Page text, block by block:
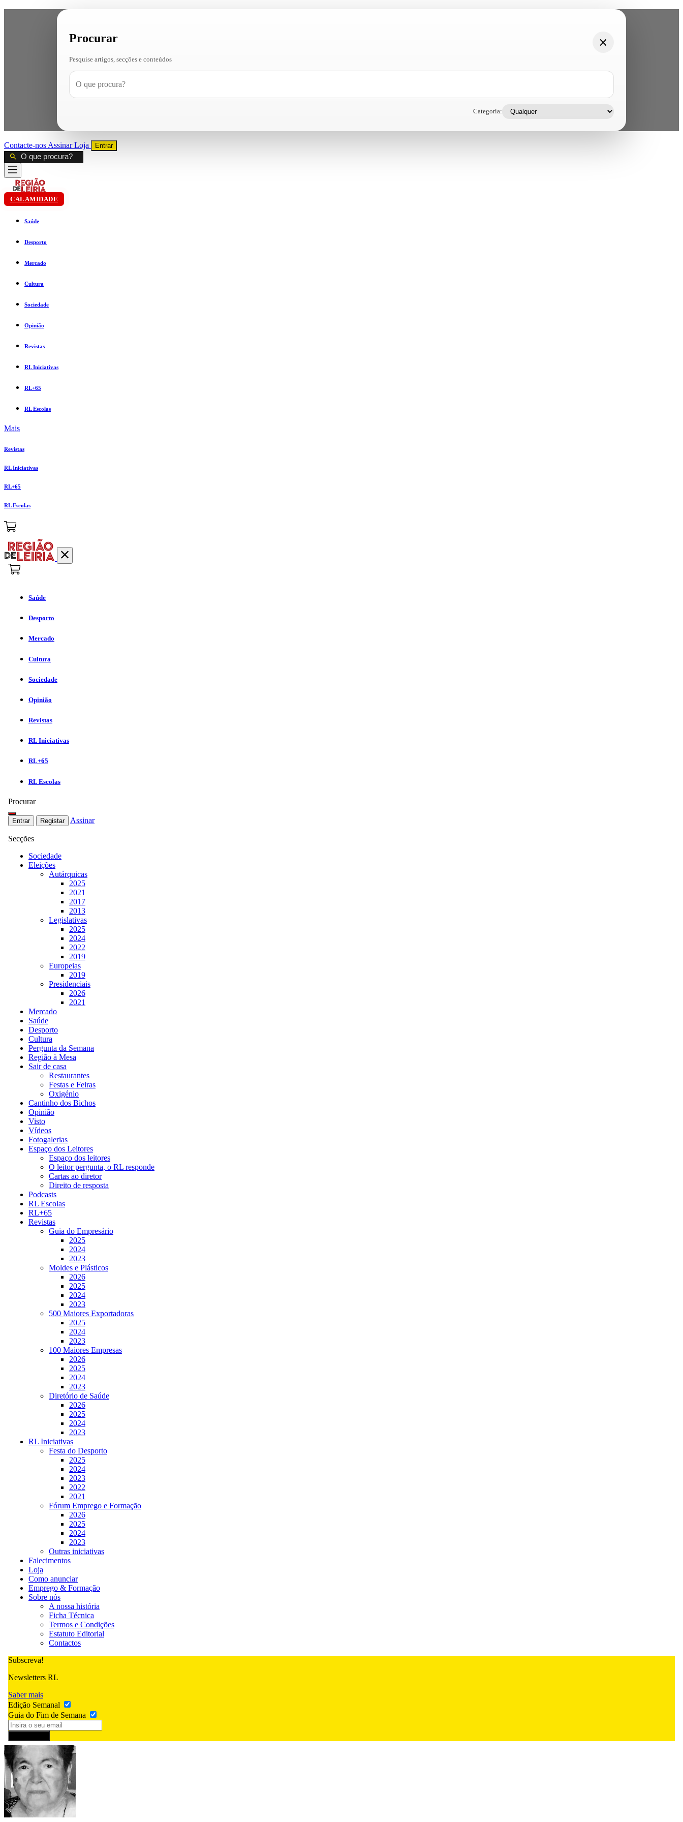
Procurar
Pesquise artigos, secções e conteúdos
Categoria:
Contacte-nos AssinarLoja Entrar
CALAMIDADE
Saúde
Desporto
Mercado
Cultura
Sociedade
Opinião
Revistas
RL Iniciativas
RL+65
RL Escolas
Mais
Revistas
RL Iniciativas
RL+65
RL Escolas
Saúde
Desporto
Mercado
Cultura
Sociedade
Opinião
Revistas
RL Iniciativas
RL+65
RL Escolas
Procurar
Entrar Registar Assinar
Secções
Sociedade
Eleições
Autárquicas
2025
2021
2017
2013
Legislativas
2025
2024
2022
2019
Europeias
2019
Presidenciais
2026
2021
Mercado
Saúde
Desporto
Cultura
Pergunta da Semana
Região à Mesa
Sair de casa
Restaurantes
Festas e Feiras
Oxigénio
Cantinho dos Bichos
Opinião
Visto
Vídeos
Fotogalerias
Espaço dos Leitores
Espaço dos leitores
O leitor pergunta, o RL responde
Cartas ao diretor
Direito de resposta
Podcasts
RL Escolas
RL+65
Revistas
Guia do Empresário
2025
2024
2023
Moldes e Plásticos
2026
2025
2024
2023
500 Maiores Exportadoras
2025
2024
2023
100 Maiores Empresas
2026
2025
2024
2023
Diretório de Saúde
2026
2025
2024
2023
RL Iniciativas
Festa do Desporto
2025
2024
2023
2022
2021
Fórum Emprego e Formação
2026
2025
2024
2023
Outras iniciativas
Falecimentos
Loja
Como anunciar
Emprego & Formação
Sobre nós
A nossa história
Ficha Técnica
Termos e Condições
Estatuto Editorial
Contactos
Subscreva!
Newsletters RL
Saber mais
Edição Semanal
Guia do Fim de Semana